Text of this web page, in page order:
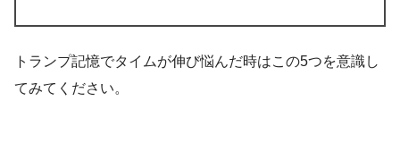
トランプ記憶でタイムが伸び悩んだ時はこの5つを意識し
てみてください。